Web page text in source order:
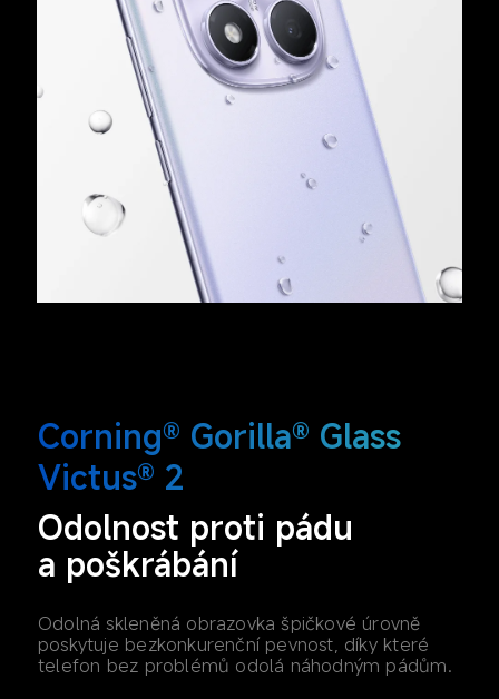
Corning® Gorilla® Glass
Victus® 2
Odolnost proti pádu
a poškrábání
Odolná skleněná obrazovka špičkové úrovně
poskytuje bezkonkurenční pevnost, díky které
telefon bez problémů odolá náhodným pádům.